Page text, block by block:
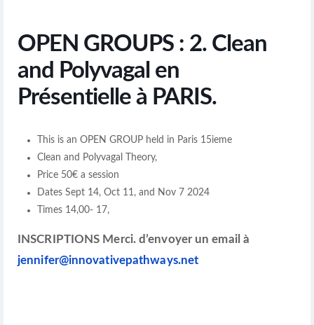
OPEN GROUPS : 2. Clean
and Polyvagal en
Présentielle à PARIS.
This is an OPEN GROUP held in Paris 15ieme
Clean and Polyvagal Theory,
Price 50€ a session
Dates Sept 14, Oct 11, and Nov 7 2024
Times 14,00- 17,
INSCRIPTIONS Merci. d’envoyer un email à
jennifer@innovativepathways.net